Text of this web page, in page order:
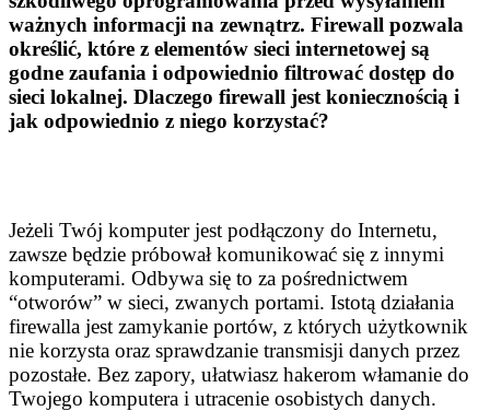
ważnych informacji na zewnątrz. Firewall pozwala
określić, które z elementów sieci internetowej są
godne zaufania i odpowiednio filtrować dostęp do
sieci lokalnej. Dlaczego firewall jest koniecznością i
jak odpowiednio z niego korzystać?
Jeżeli Twój komputer jest podłączony do Internetu,
zawsze będzie próbował komunikować się z innymi
komputerami. Odbywa się to za pośrednictwem
“otworów” w sieci, zwanych portami. Istotą działania
firewalla jest zamykanie portów, z których użytkownik
nie korzysta oraz sprawdzanie transmisji danych przez
pozostałe. Bez zapory, ułatwiasz hakerom włamanie do
Twojego komputera i utracenie osobistych danych.